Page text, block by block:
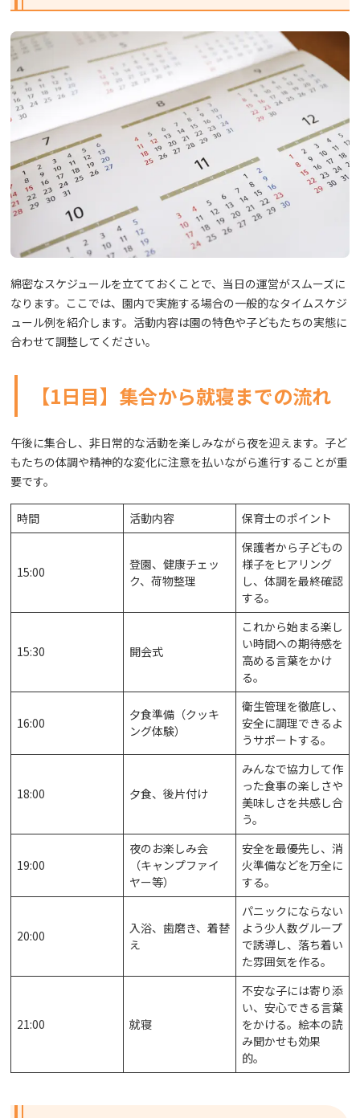
綿密なスケジュールを立てておくことで、当日の運営がスムーズに
なります。ここでは、園内で実施する場合の一般的なタイムスケジ
ュール例を紹介します。活動内容は園の特色や子どもたちの実態に
合わせて調整してください。
【1日目】集合から就寝までの流れ
午後に集合し、非日常的な活動を楽しみながら夜を迎えます。子ど
もたちの体調や精神的な変化に注意を払いながら進行することが重
要です。
時間 活動内容 保育士のポイント
15:00
登園、健康チェッ
ク、荷物整理
保護者から子どもの
様子をヒアリング
し、体調を最終確認
する。
15:30 開会式
これから始まる楽し
い時間への期待感を
高める言葉をかけ
る。
16:00
夕食準備（クッキ
ング体験）
衛生管理を徹底し、
安全に調理できるよ
うサポートする。
18:00 夕食、後片付け
みんなで協力して作
った食事の楽しさや
美味しさを共感し合
う。
19:00
夜のお楽しみ会
（キャンプファイ
ヤー等）
安全を最優先し、消
火準備などを万全に
する。
20:00
入浴、歯磨き、着替
え
パニックにならない
よう少人数グループ
で誘導し、落ち着い
た雰囲気を作る。
21:00 就寝
不安な子には寄り添
い、安心できる言葉
をかける。絵本の読
み聞かせも効果
的。